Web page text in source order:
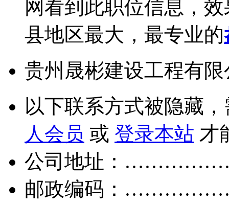
网看到此职位信息，
县地区最大，最专业的
贵州晟彬建设工程有
以下联系方式被隐藏
人会员 或 登录本站 才
公司地址：
邮政编码：